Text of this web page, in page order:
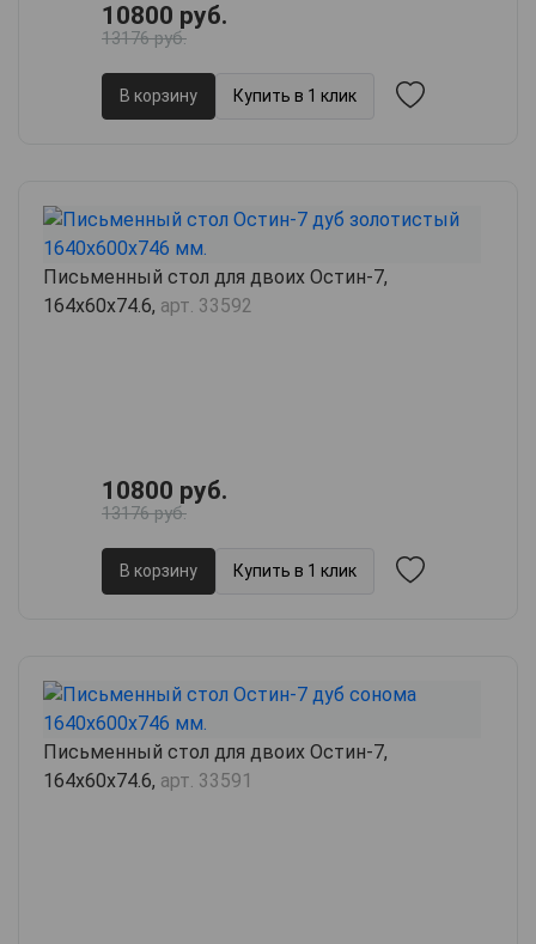
10800 руб.
13176 руб.
В корзину Купить в 1 клик
Письменный стол для двоих Остин-7,
164х60х74.6, арт. 33592
10800 руб.
13176 руб.
В корзину Купить в 1 клик
Письменный стол для двоих Остин-7,
164х60х74.6, арт. 33591